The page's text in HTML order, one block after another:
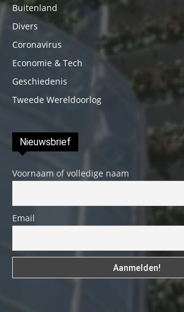
Buitenland
Divers
Coronavirus
Economie & Tech
Geschiedenis
Tweede Wereldoorlog
Nieuwsbrief
Voornaam of volledige naam
Email